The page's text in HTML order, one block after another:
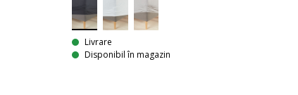
Livrare
Disponibil în magazin